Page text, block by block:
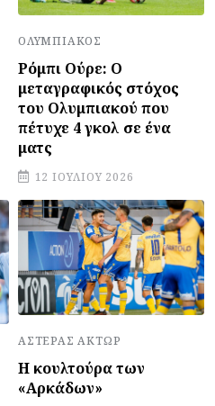
ΟΛΥΜΠΙΑΚΌΣ
Ρόμπι Ούρε: Ο
μεταγραφικός στόχος
του Ολυμπιακού που
πέτυχε 4 γκολ σε ένα
ματς
12 ΙΟΥΛΊΟΥ 2026
ΑΣΤΈΡΑΣ ΆΚΤΩΡ
Η κουλτούρα των
«Αρκάδων»